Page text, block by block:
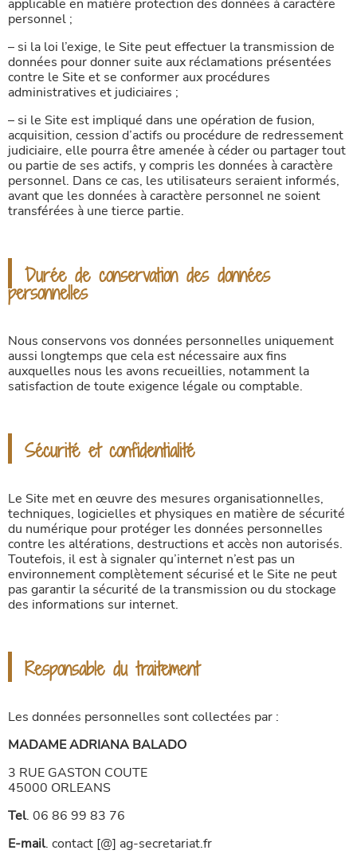
applicable en matière protection des données à caractère
personnel ;
– si la loi l’exige, le Site peut effectuer la transmission de
données pour donner suite aux réclamations présentées
contre le Site et se conformer aux procédures
administratives et judiciaires ;
– si le Site est impliqué dans une opération de fusion,
acquisition, cession d’actifs ou procédure de redressement
judiciaire, elle pourra être amenée à céder ou partager tout
ou partie de ses actifs, y compris les données à caractère
personnel. Dans ce cas, les utilisateurs seraient informés,
avant que les données à caractère personnel ne soient
transférées à une tierce partie.
Durée de conservation des données
personnelles
Nous conservons vos données personnelles uniquement
aussi longtemps que cela est nécessaire aux fins
auxquelles nous les avons recueillies, notamment la
satisfaction de toute exigence légale ou comptable.
Sécurité et confidentialité
Le Site met en œuvre des mesures organisationnelles,
techniques, logicielles et physiques en matière de sécurité
du numérique pour protéger les données personnelles
contre les altérations, destructions et accès non autorisés.
Toutefois, il est à signaler qu’internet n’est pas un
environnement complètement sécurisé et le Site ne peut
pas garantir la sécurité de la transmission ou du stockage
des informations sur internet.
Responsable du traitement
Les données personnelles sont collectées par :
MADAME ADRIANA BALADO
3 RUE GASTON COUTE
45000 ORLEANS
Tel. 06 86 99 83 76
E-mail. contact [@] ag-secretariat.fr